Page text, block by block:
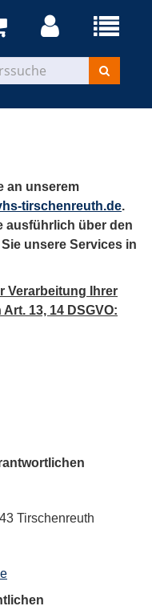
an unserem
tirschenreuth.de.
ausführlich über den
unsere Services in
Verarbeitung Ihrer
13, 14 DSGVO:
Tirschenreuth